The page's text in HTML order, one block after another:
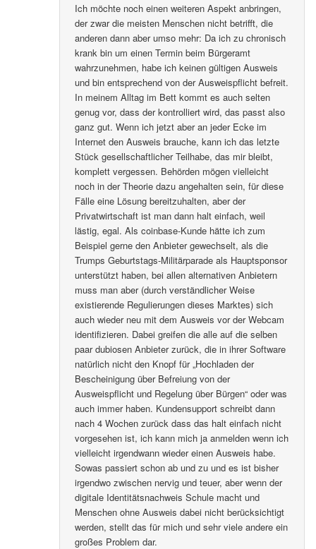
Ich möchte noch einen weiteren Aspekt anbringen,
der zwar die meisten Menschen nicht betrifft, die
anderen dann aber umso mehr: Da ich zu chronisch
krank bin um einen Termin beim Bürgeramt
wahrzunehmen, habe ich keinen gültigen Ausweis
und bin entsprechend von der Ausweispflicht befreit.
In meinem Alltag im Bett kommt es auch selten
genug vor, dass der kontrolliert wird, das passt also
ganz gut. Wenn ich jetzt aber an jeder Ecke im
Internet den Ausweis brauche, kann ich das letzte
Stück gesellschaftlicher Teilhabe, das mir bleibt,
komplett vergessen. Behörden mögen vielleicht
noch in der Theorie dazu angehalten sein, für diese
Fälle eine Lösung bereitzuhalten, aber der
Privatwirtschaft ist man dann halt einfach, weil
lästig, egal. Als coinbase-Kunde hätte ich zum
Beispiel gerne den Anbieter gewechselt, als die
Trumps Geburtstags-Militärparade als Hauptsponsor
unterstützt haben, bei allen alternativen Anbietern
muss man aber (durch verständlicher Weise
existierende Regulierungen dieses Marktes) sich
auch wieder neu mit dem Ausweis vor der Webcam
identifizieren. Dabei greifen die alle auf die selben
paar dubiosen Anbieter zurück, die in ihrer Software
natürlich nicht den Knopf für „Hochladen der
Bescheinigung über Befreiung von der
Ausweispflicht und Regelung über Bürgen“ oder was
auch immer haben. Kundensupport schreibt dann
nach 4 Wochen zurück dass das halt einfach nicht
vorgesehen ist, ich kann mich ja anmelden wenn ich
vielleicht irgendwann wieder einen Ausweis habe.
Sowas passiert schon ab und zu und es ist bisher
irgendwo zwischen nervig und teuer, aber wenn der
digitale Identitätsnachweis Schule macht und
Menschen ohne Ausweis dabei nicht berücksichtigt
werden, stellt das für mich und sehr viele andere ein
großes Problem dar.